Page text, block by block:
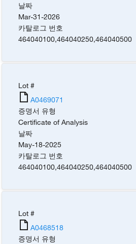
날짜
Mar-31-2026
카탈로그 번호
464040100,464040250,464040500
Lot #
A0469071
증명서 유형
Certificate of Analysis
날짜
May-18-2025
카탈로그 번호
464040100,464040250,464040500
Lot #
A0468518
증명서 유형